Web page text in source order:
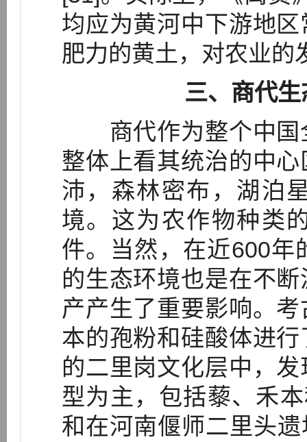
均应为黄河中下游地
肥力的黄土，对农业的
三、商代
商代作为整个中国
整体上看其统治的中
沛，森林密布，湖泊
境。这为农作物种类
件。当然，在近600年
的生态环境也是在不
产产生了重要影响。
本的孢粉和硅酸体进
的二里岗文化层中，
型为主，包括藜、禾
和在河南偃师二里头